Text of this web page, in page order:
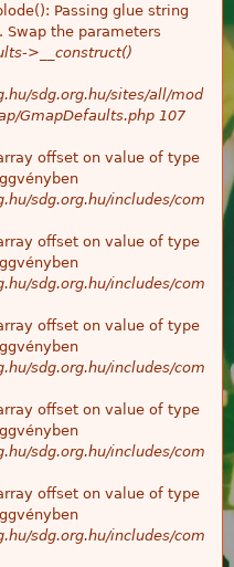
Passing glue string
the parameters
>__construct()
sdg.org.hu/sites/all/mod
GmapDefaults.php 107
offset on value of type
sdg.org.hu/includes/com
offset on value of type
sdg.org.hu/includes/com
offset on value of type
sdg.org.hu/includes/com
offset on value of type
sdg.org.hu/includes/com
offset on value of type
sdg.org.hu/includes/com